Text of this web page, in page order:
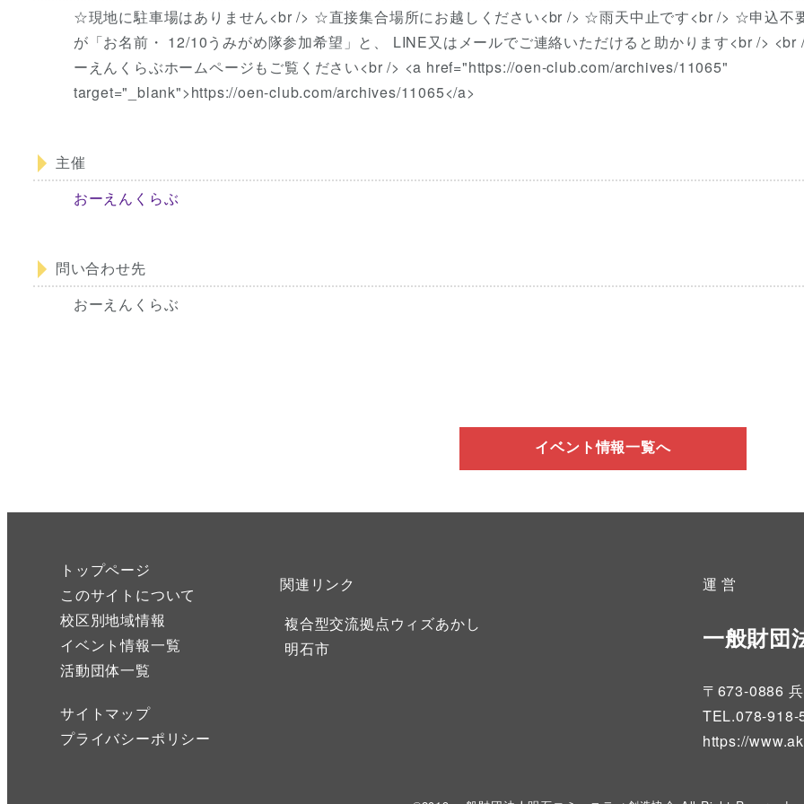
☆現地に駐車場はありません<br /> ☆直接集合場所にお越しください<br /> ☆雨天中止です<br /> ☆申込不
が「お名前・ 12/10うみがめ隊参加希望」と、 LINE又はメールでご連絡いただけると助かります<br /> <br
ーえんくらぶホームページもご覧ください<br /> <a href="https://oen-club.com/archives/11065"
target="_blank">https://oen-club.com/archives/11065</a>
主催
おーえんくらぶ
問い合わせ先
おーえんくらぶ
イベント情報一覧へ
トップページ
このサイトについて
校区別地域情報
イベント情報一覧
活動団体一覧
サイトマップ
プライバシーポリシー
関連リンク
複合型交流拠点ウィズあかし
明石市
運 営
一般財団
〒673-0886
TEL.078-
https://